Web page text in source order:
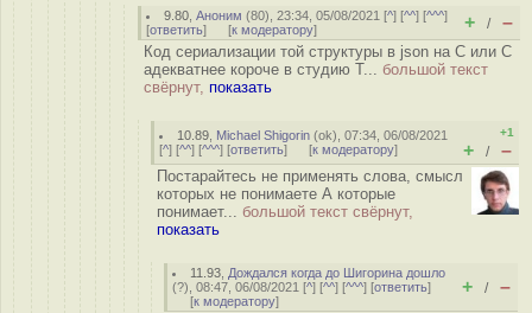
9.80 ,Аноним (80), 23:34, 05/08/2021 [^] [^^] [^^^]
[ответить] [к модератору] + / –
Код сериализации той структуры в json на C или C
адекватнее короче в студию Т... большой текст
свёрнут, показать
10.89 Michael Shigorin (ok), 07:34, 06/08/2021
[^] [^^] [^^^] [ответить] [к модератору]
+1
+ / –
Постарайтесь не применять слова, смысл
которых не понимаете А которые
понимает... большой текст свёрнут,
показать
11.93 Дождался когда до Шигорина дошло
(?), 08:47, 06/08/2021 [^] [^^] [^^^] [ответить]
[к модератору]
+ / –